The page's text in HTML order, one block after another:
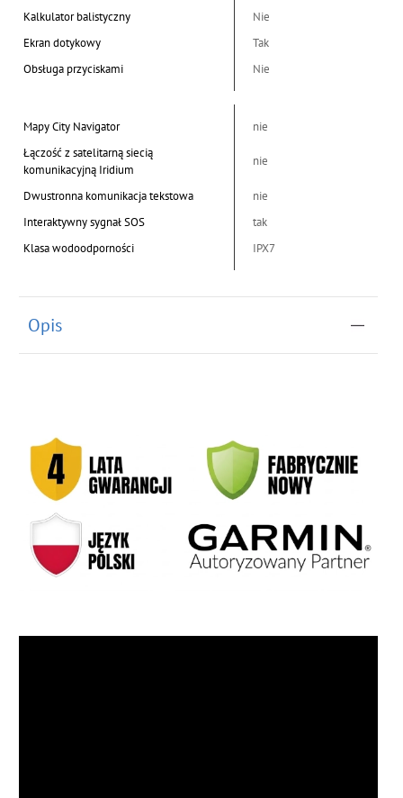
Kalkulator balistyczny
Nie
Ekran dotykowy
Tak
Obsługa przyciskami
Nie
Mapy City Navigator
nie
Łączość z satelitarną siecią
komunikacyjną Iridium
nie
Dwustronna komunikacja tekstowa
nie
Interaktywny sygnał SOS
tak
Klasa wodoodporności
IPX7
Opis